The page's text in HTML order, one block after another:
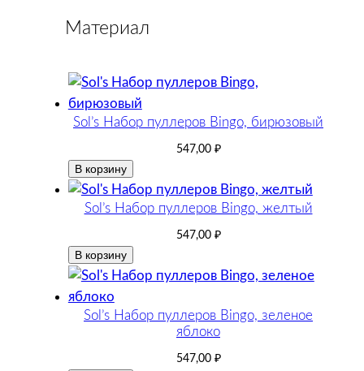
Материал
Sol’s Набор пуллеров Bingo, бирюзовый
547,00 ₽
В корзину
Sol’s Набор пуллеров Bingo, желтый
547,00 ₽
В корзину
Sol’s Набор пуллеров Bingo, зеленое
яблоко
547,00 ₽